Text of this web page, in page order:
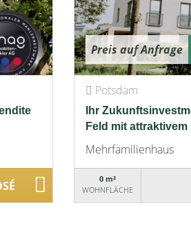
Preis auf Anfrage
Potsdam
Ihr
Feld mit attraktivem
Mehrfamilienhaus
0 m²
WOHNFLÄCHE